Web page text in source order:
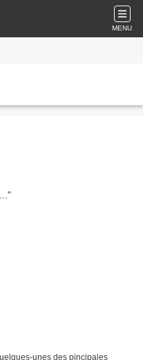
MENU
unes des pincipales